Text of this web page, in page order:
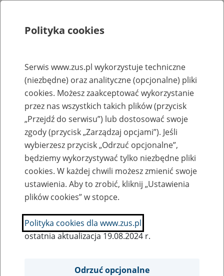
Rejestry, ewidencje i archiwa
Baza zlikwidowanych lub
przekształconych zakładów pracy
Nazwa zakładu pracy:
SZUKAJ
Polityka cookies
Serwis www.zus.pl wykorzystuje techniczne
(niezbędne) oraz analityczne (opcjonalne) pliki
cookies. Możesz zaakceptować wykorzystanie
przez nas wszystkich takich plików (przycisk
„Przejdź do serwisu”) lub dostosować swoje
zgody (przycisk „Zarządzaj opcjami”). Jeśli
wybierzesz przycisk „Odrzuć opcjonalne”,
będziemy wykorzystywać tylko niezbędne pliki
cookies. W każdej chwili możesz zmienić swoje
ustawienia. Aby to zrobić, kliknij „Ustawienia
plików cookies” w stopce.
Polityka cookies dla www.zus.pl
ostatnia aktualizacja 19.08.2024 r.
Odrzuć opcjonalne